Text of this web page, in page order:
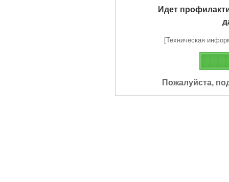
Идет
[Техническая
Пожалуйста,